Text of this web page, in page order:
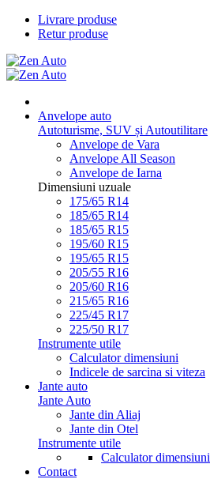
Livrare produse
Retur produse
Anvelope auto
Autoturisme, SUV și Autoutilitare
Anvelope de Vara
Anvelope All Season
Anvelope de Iarna
Dimensiuni uzuale
175/65 R14
185/65 R14
185/65 R15
195/60 R15
195/65 R15
205/55 R16
205/60 R16
215/65 R16
225/45 R17
225/50 R17
Instrumente utile
Calculator dimensiuni
Indicele de sarcina si viteza
Jante auto
Jante Auto
Jante din Aliaj
Jante din Otel
Instrumente utile
Calculator dimensiuni
Contact